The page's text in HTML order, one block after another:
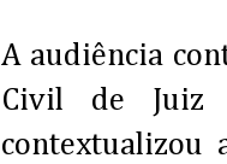
A audiência
Civil de Juiz
contextualizou